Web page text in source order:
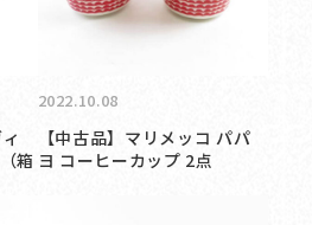
箱
2022.10.08
【中古品】マリメッコ パパ
ヨ コーヒーカップ 2点